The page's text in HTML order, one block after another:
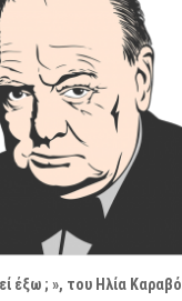
έξω ; », του Ηλία